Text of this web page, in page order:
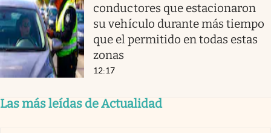
conductores que estacionaron
su vehículo durante más tiempo
que el permitido en todas estas
zonas
12:17
Las más leídas de Actualidad